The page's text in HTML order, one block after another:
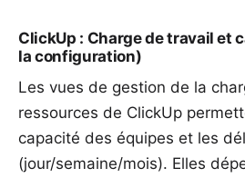
ClickUp : Charge de travail et
la configuration)
Les vues de gestion de la
ressources de ClickUp
capacité des équipes et les
(jour/semaine/mois). Elles